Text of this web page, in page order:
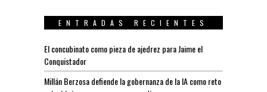
ENTRADAS RECIENTES
El concubinato como pieza de ajedrez para Jaime el
Conquistador
Millán Berzosa defiende la gobernanza de la IA como reto